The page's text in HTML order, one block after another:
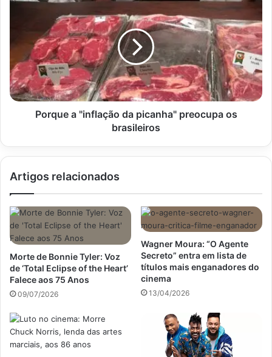
picanha"
preocupa
os
brasileiros
Porque a "inflação da picanha" preocupa os
brasileiros
Artigos relacionados
Morte de Bonnie Tyler: Voz
de ‘Total Eclipse of the Heart’
Falece aos 75 Anos
09/07/2026
Wagner Moura: “O Agente
Secreto” entra em lista de
títulos mais enganadores do
cinema
13/04/2026